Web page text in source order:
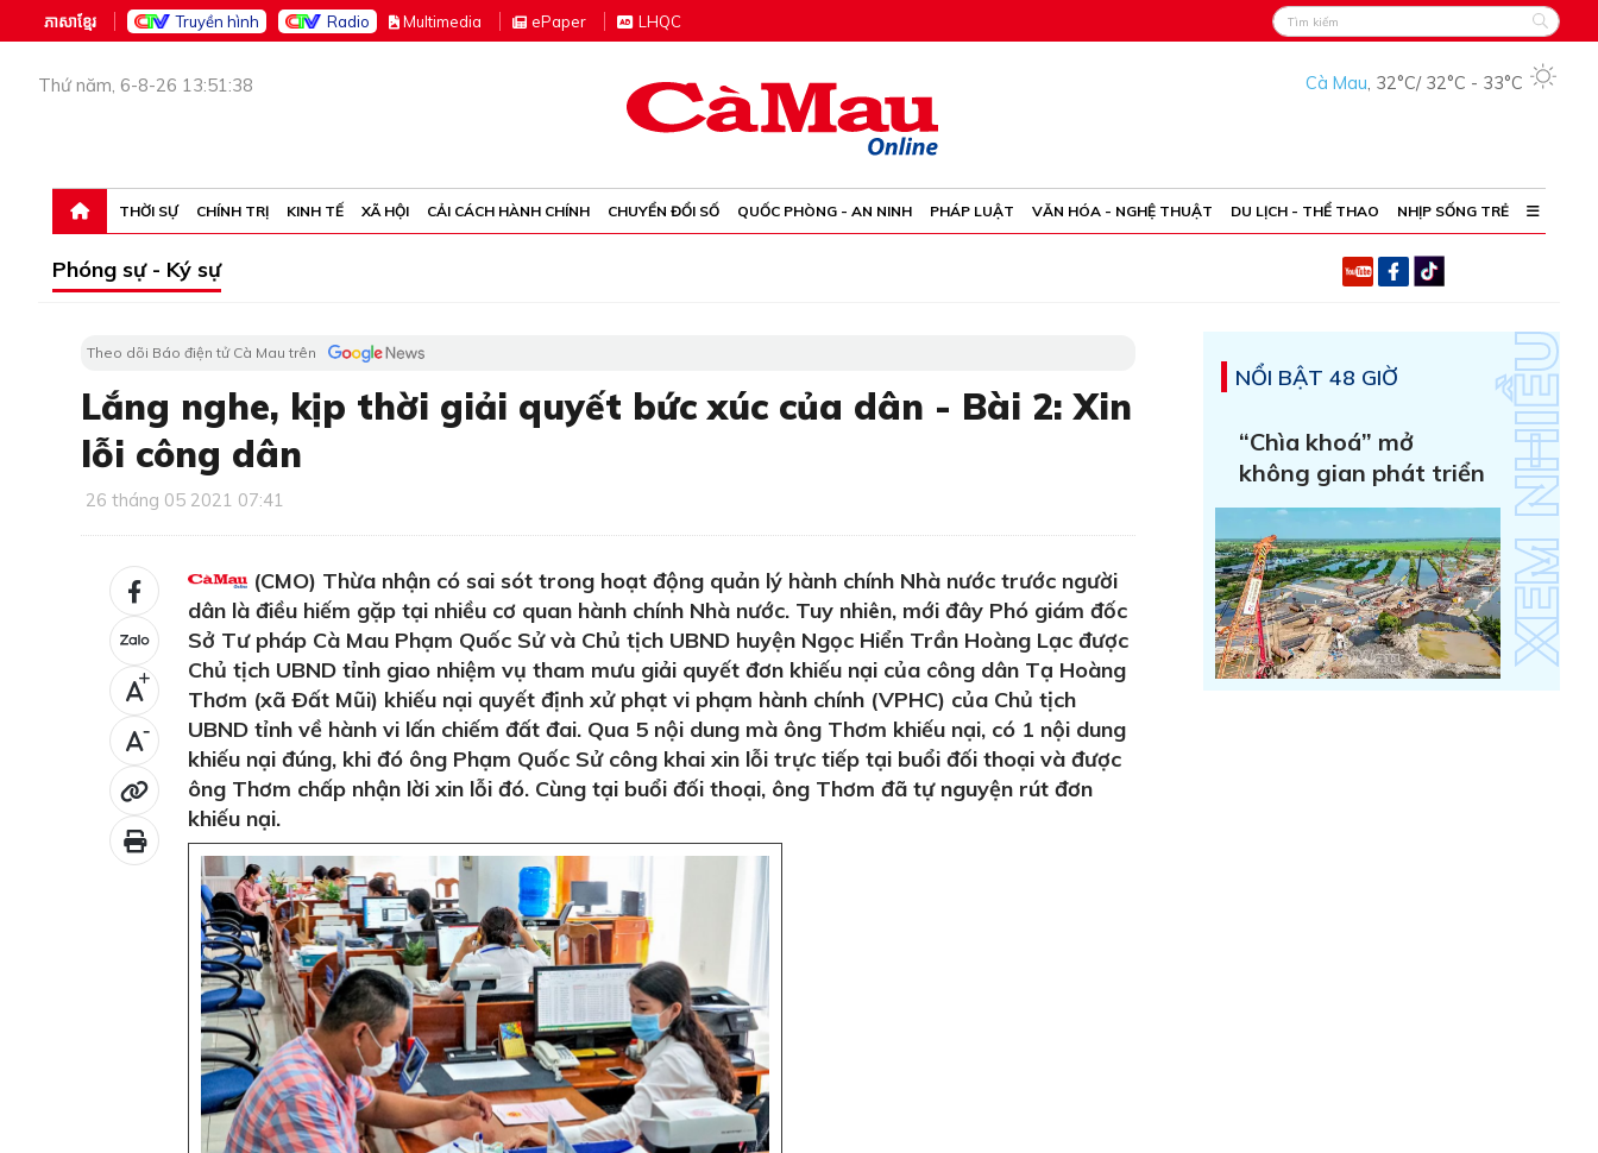
ភាសាខ្មែរ Truyền hình Radio Multimedia ePaper LHQC
Thứ năm, 6-8-26 13:51:38 Cà Mau, 32°C/ 32°C - 33°C
THỜI SỰ CHÍNH TRỊ KINH TẾ XÃ HỘI CẢI CÁCH HÀNH CHÍNH CHUYỂN ĐỔI SỐ QUỐC PHÒNG - AN NINH PHÁP LUẬT VĂN HÓA - NGHỆ THUẬT DU LỊCH - THỂ THAO NHỊP SỐNG TRẺ
Phóng sự - Ký sự
Theo dõi Báo điện tử Cà Mau trên
Lắng nghe, kịp thời giải quyết bức xúc của dân - Bài 2: Xin
lỗi công dân
26 tháng 05 2021 07:41
+
-
(CMO) Thừa nhận có sai sót trong hoạt động quản lý hành chính Nhà nước trước người
dân là điều hiếm gặp tại nhiều cơ quan hành chính Nhà nước. Tuy nhiên, mới đây Phó giám đốc
Sở Tư pháp Cà Mau Phạm Quốc Sử và Chủ tịch UBND huyện Ngọc Hiển Trần Hoàng Lạc được
Chủ tịch UBND tỉnh giao nhiệm vụ tham mưu giải quyết đơn khiếu nại của công dân Tạ Hoàng
Thơm (xã Ðất Mũi) khiếu nại quyết định xử phạt vi phạm hành chính (VPHC) của Chủ tịch
UBND tỉnh về hành vi lấn chiếm đất đai. Qua 5 nội dung mà ông Thơm khiếu nại, có 1 nội dung
khiếu nại đúng, khi đó ông Phạm Quốc Sử công khai xin lỗi trực tiếp tại buổi đối thoại và được
ông Thơm chấp nhận lời xin lỗi đó. Cùng tại buổi đối thoại, ông Thơm đã tự nguyện rút đơn
khiếu nại.
NỔI BẬT 48 GIỜ
“Chìa khoá” mở
không gian phát triển